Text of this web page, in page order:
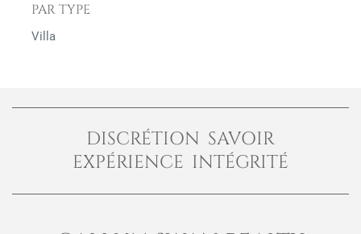
PAR TYPE
Villa
DISCRÉTION SAVOIR
EXPÉRIENCE INTÉGRITÉ